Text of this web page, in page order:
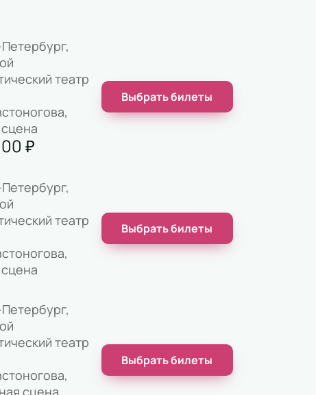
театр
₽
Выбрать билеты
театр
Выбрать билеты
театр
сцена
Выбрать билеты